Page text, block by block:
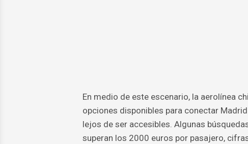
En medio de este escenario, la aerolínea
opciones disponibles para conectar
lejos de ser accesibles. Algunas
superan los 2000 euros por pasajero,